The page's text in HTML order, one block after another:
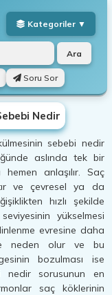
Soru Sor
Ara
Nedir
sebebi nedir
aslında tek bir
hemen anlaşılır. Saç
ve çevresel ya da
hızlı şekilde
yükselmesi
evresine daha
neden olur ve bu
bozulması ise
nedir sorusunun en
saç köklerinin